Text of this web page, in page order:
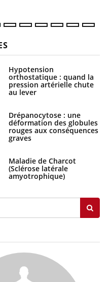
Hypotension
orthostatique : quand la
pression artérielle chute
au lever
Drépanocytose : une
déformation des globules
rouges aux conséquences
graves
Maladie de Charcot
(Sclérose latérale
amyotrophique)